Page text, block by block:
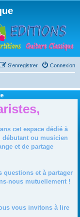
Connexion
S’enregistrer
cet espace dédié à
débutant ou musicien
et de partage
questions et à partager
nous mutuellement !
vous invitons à lire